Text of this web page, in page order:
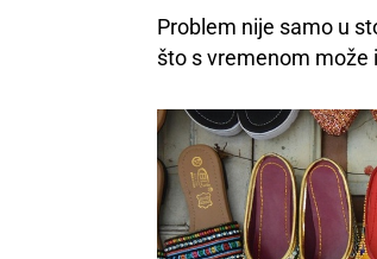
Problem nije samo u
što s vremenom može